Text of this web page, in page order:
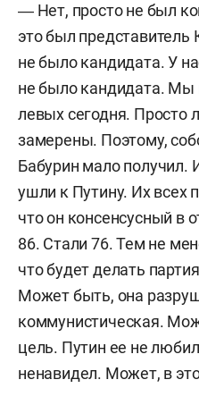
― Нет, просто не был
это был
не было кандидата. У
не было кандидата. Мы
левых сегодня. Просто
замерены. Поэтому,
Бабурин мало получил.
ушли к Путину. Их всех
что он консенсусный в
86. Стали 76. Тем не
что будет делать
Может быть, она
коммунистическая.
цель. Путин ее не
ненавидел. Может, в